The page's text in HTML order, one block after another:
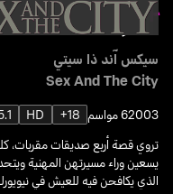
سيكس آند ذا سيتي
Sex And The City
20036 مواسم 18+
HD
تروي قصة أربع صديقات مقربات،
يسعين وراء مسيرتهن المهنية
الذي يكافحن فيه للعيش في